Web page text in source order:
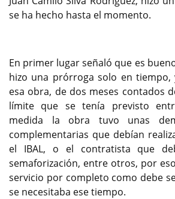
se ha hecho hasta el momento.
En primer lugar señaló que es
hizo una prórroga solo en
esa obra, de dos meses contados
límite que se tenía previsto
medida la obra tuvo unas
complementarias que debían
el IBAL, o el contratista que
semaforización, entre otros, por
servicio por completo como debe
se necesitaba ese tiempo.